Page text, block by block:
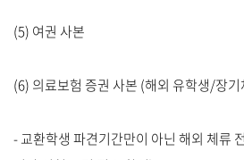
(5) 여권 사본
(6) 의료보험 증권 사본 (해외 유학생/장
- 교환학생 파견기간만이 아닌 해외 체류